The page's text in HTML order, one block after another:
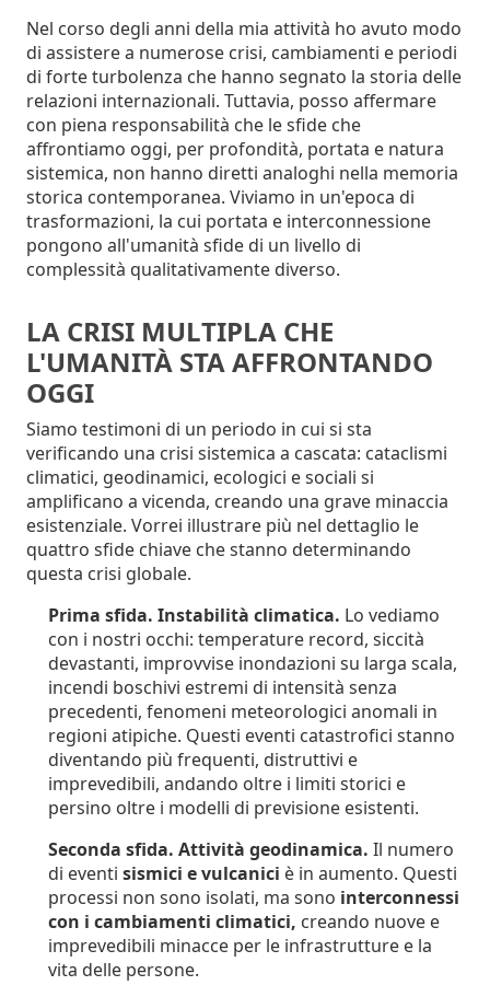
Nel corso degli anni della mia attività ho avuto modo
di assistere a numerose crisi, cambiamenti e periodi
di forte turbolenza che hanno segnato la storia delle
relazioni internazionali. Tuttavia, posso affermare
con piena responsabilità che le sfide che
affrontiamo oggi, per profondità, portata e natura
sistemica, non hanno diretti analoghi nella memoria
storica contemporanea. Viviamo in un'epoca di
trasformazioni, la cui portata e interconnessione
pongono all'umanità sfide di un livello di
complessità qualitativamente diverso.
LA CRISI MULTIPLA CHE
L'UMANITÀ STA AFFRONTANDO
OGGI
Siamo testimoni di un periodo in cui si sta
verificando una crisi sistemica a cascata: cataclismi
climatici, geodinamici, ecologici e sociali si
amplificano a vicenda, creando una grave minaccia
esistenziale. Vorrei illustrare più nel dettaglio le
quattro sfide chiave che stanno determinando
questa crisi globale.
Prima sfida. Instabilità climatica. Lo vediamo
con i nostri occhi: temperature record, siccità
devastanti, improvvise inondazioni su larga scala,
incendi boschivi estremi di intensità senza
precedenti, fenomeni meteorologici anomali in
regioni atipiche. Questi eventi catastrofici stanno
diventando più frequenti, distruttivi e
imprevedibili, andando oltre i limiti storici e
persino oltre i modelli di previsione esistenti.
Seconda sfida. Attività geodinamica. Il numero
di eventi sismici e vulcanici è in aumento. Questi
processi non sono isolati, ma sono interconnessi
con i cambiamenti climatici, creando nuove e
imprevedibili minacce per le infrastrutture e la
vita delle persone.